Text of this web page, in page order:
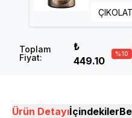
Toplam
Fiyat:
₺
449.10
%10
Ürün Detayıİçindekiler